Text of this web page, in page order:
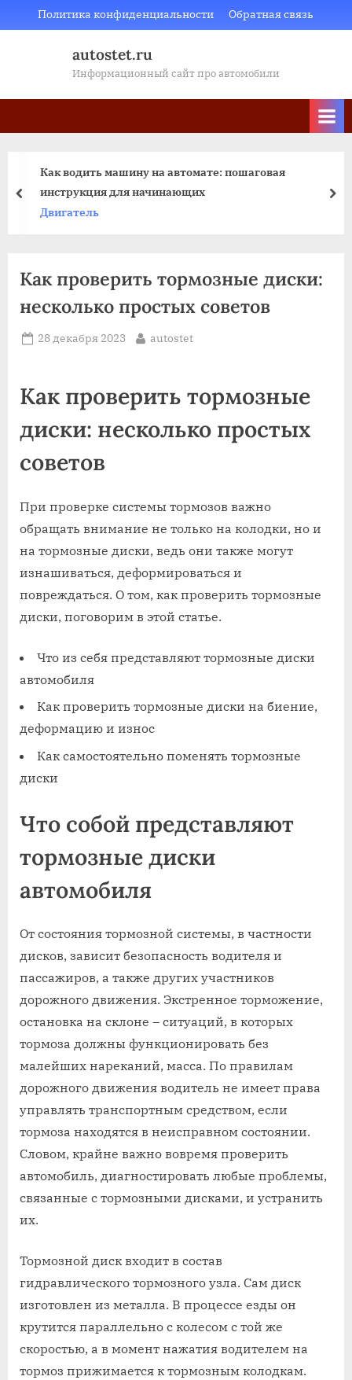
to
Политика конфиденциальности Обратная связь
autostet.ru
Информационный сайт про автомобили
Как водить машину на автомате: пошаговая
инструкция для начинающих
Двигатель
пред
Как проверить тормозные диски:
несколько простых советов
Posted
28 декабря 2023 By
autostet
Как проверить тормозные
диски: несколько простых
советов
При проверке системы тормозов важно
обращать внимание не только на колодки, но и
на тормозные диски, ведь они также могут
изнашиваться, деформироваться и
повреждаться. О том, как проверить тормозные
диски, поговорим в этой статье.
Что из себя представляют тормозные диски
автомобиля
Как проверить тормозные диски на биение,
деформацию и износ
Как самостоятельно поменять тормозные
диски
Что собой представляют
тормозные диски
автомобиля
От состояния тормозной системы, в частности
дисков, зависит безопасность водителя и
пассажиров, а также других участников
дорожного движения. Экстренное торможение,
остановка на склоне – ситуаций, в которых
тормоза должны функционировать без
малейших нареканий, масса. По правилам
дорожного движения водитель не имеет права
управлять транспортным средством, если
тормоза находятся в неисправном состоянии.
Словом, крайне важно вовремя проверить
автомобиль, диагностировать любые проблемы,
связанные с тормозными дисками, и устранить
их.
Тормозной диск входит в состав
гидравлического тормозного узла. Сам диск
изготовлен из металла. В процессе езды он
крутится параллельно с колесом с той же
скоростью, а в момент нажатия водителем на
тормоз прижимается к тормозным колодкам.